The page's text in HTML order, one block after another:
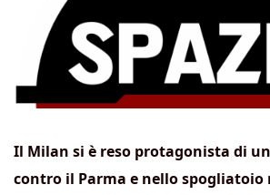
Il Milan si è reso protagonista di
contro il Parma e nello spogliatoio